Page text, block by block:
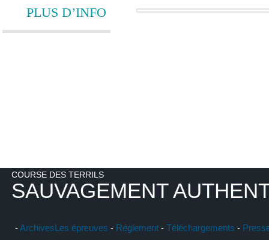
PLUS D’INFO
COURSE DES TERRILS
SAUVAGEMENT
-ArchivesLes épreuves - Réglement - Téléchargements -